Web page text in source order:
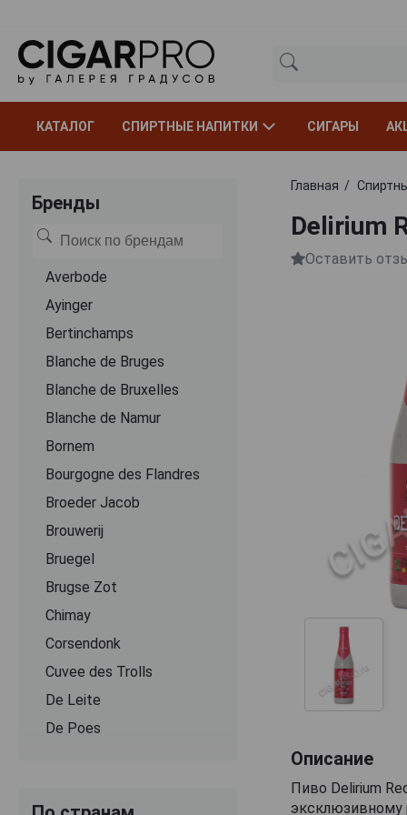
КАТАЛОГ СПИРТНЫЕ НАПИТКИ СИГАРЫ
Бренды
Averbode
Ayinger
Bertinchamps
Blanche de Bruges
Blanche de Bruxelles
Blanche de Namur
Bornem
Bourgogne des Flandres
Broeder Jacob
Brouwerij
Bruegel
Brugse Zot
Chimay
Corsendonk
Cuvee des Trolls
De Leite
De Poes
Главная
Delirium
Оставить
Описание
Пиво Delirium
эксклюзивному